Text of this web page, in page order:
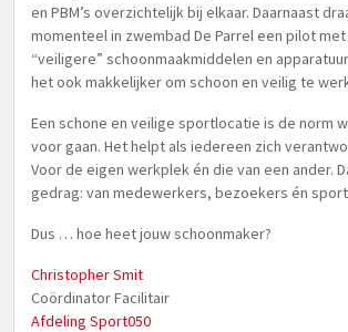
en PBM’s overzichtelijk bij elkaar. Daarnaast
momenteel in zwembad De Parrel een pilot
“veiligere” schoonmaakmiddelen en
het ook makkelijker om schoon en veilig te
Een schone en veilige sportlocatie is de norm
voor gaan. Het helpt als iedereen zich
Voor de eigen werkplek én die van een ander.
gedrag: van medewerkers, bezoekers én
Dus … hoe heet jouw schoonmaker?
Christopher Smit
Coördinator Facilitair
Afdeling Sport050